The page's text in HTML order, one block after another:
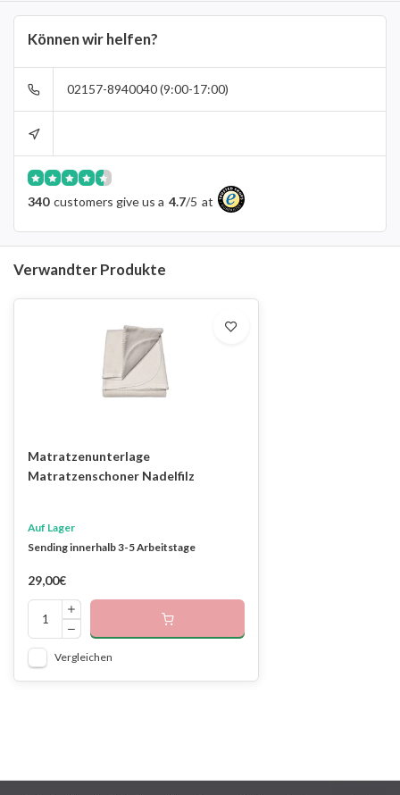
Können wir helfen?
02157-8940040 (9:00-17:00)
340 customers give us a 4.7/5 at
Verwandter Produkte
Matratzenunterlage
Matratzenschoner Nadelfilz
Auf Lager
Sending innerhalb 3-5 Arbeitstage
29,00€
Vergleichen